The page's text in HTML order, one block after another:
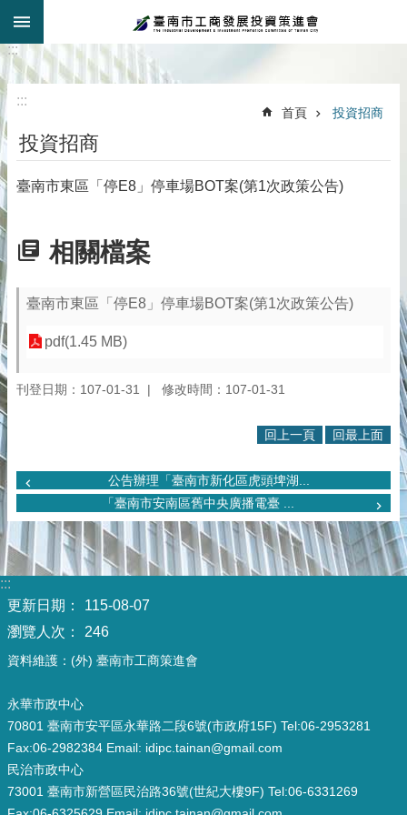
跳到主要內容區塊
:::
:::
首頁 投資招商
投資招商
臺南市東區「停E8」停車場BOT案(第1次政策公告)
相關檔案
臺南市東區「停E8」停車場BOT案(第1次政策公告)
pdf(1.45 MB)
刊登日期：107-01-31 修改時間：107-01-31
回上一頁 回最上面
公告辦理「臺南市新化區虎頭埤湖...
「臺南市安南區舊中央廣播電臺 ...
:::
更新日期：
115-08-07
瀏覽人次：
246
資料維護：(外) 臺南市工商策進會
永華市政中心
70801 臺南市安平區永華路二段6號(市政府15F) Tel:06-2953281
Fax:06-2982384 Email: idipc.tainan@gmail.com
民治市政中心
73001 臺南市新營區民治路36號(世紀大樓9F) Tel:06-6331269